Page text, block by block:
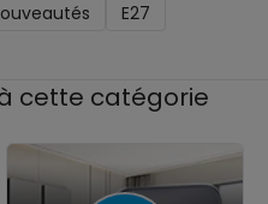
E27
cette catégorie